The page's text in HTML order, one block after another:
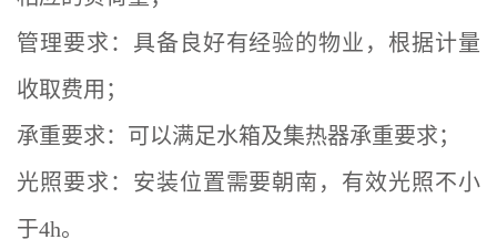
管理要求：具备良好有经验的物业，根据计量
收取费用；
承重要求：可以满足水箱及集热器承重要求；
光照要求：安装位置需要朝南，有效光照不小
于4h。